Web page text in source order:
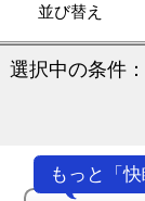
並び替え
選択中の条件：
もっと「